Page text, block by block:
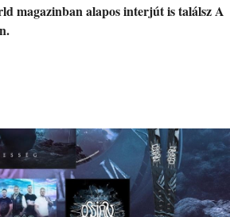
magazinban alapos interjút is találsz A